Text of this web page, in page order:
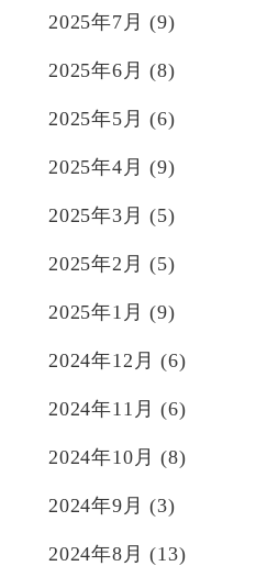
2025年7月 (9)
2025年6月 (8)
2025年5月 (6)
2025年4月 (9)
2025年3月 (5)
2025年2月 (5)
2025年1月 (9)
2024年12月 (6)
2024年11月 (6)
2024年10月 (8)
2024年9月 (3)
2024年8月 (13)